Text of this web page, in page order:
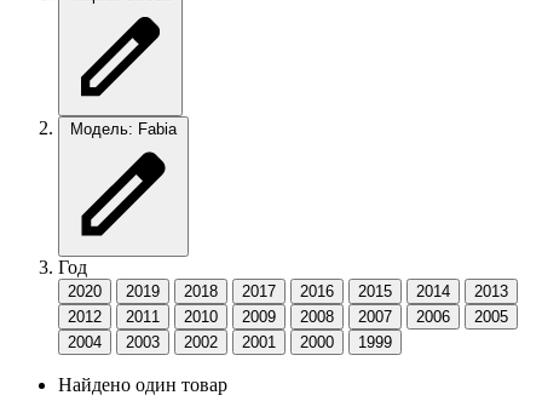
Модель: Fabia
Год
2020 2019 2018 2017 2016 2015 2014
2013
2012
2011 2010 2009 2008 2007 2006
2005
2004
2003 2002 2001 2000 1999
Найдено один товар